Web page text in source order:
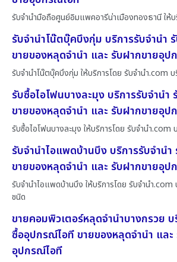
รับจำนำมือถือศูนย์อิมแพคอารีน่าเมืองทองธานี ให้
รับจำนำโน๊ตบุ๊คบึงกุ่ม บริการรับจำนำ
ขายของหลุดจำนำ และ รับฝากขายอุป
รับจำนำโน๊ตบุ๊คบึงกุ่ม ให้บริการโดย รับจํานํา.com
รับซื้อไอโฟนบางละมุง บริการรับจำน
ขายของหลุดจำนำ และ รับฝากขายอุป
รับซื้อไอโฟนบางละมุง ให้บริการโดย รับจํานํา.com
รับจำนำไอแพดบ้านบึง บริการรับจำน
ขายของหลุดจำนำ และ รับฝากขายอุป
รับจำนำไอแพดบ้านบึง ให้บริการโดย รับจํานํา.com
ชนิด
ขายคอมพิวเตอร์หลุดจำนำบางกรวย บ
ซื้ออุปกรณ์ไอที ขายของหลุดจำนำ และ
อุปกรณ์ไอที